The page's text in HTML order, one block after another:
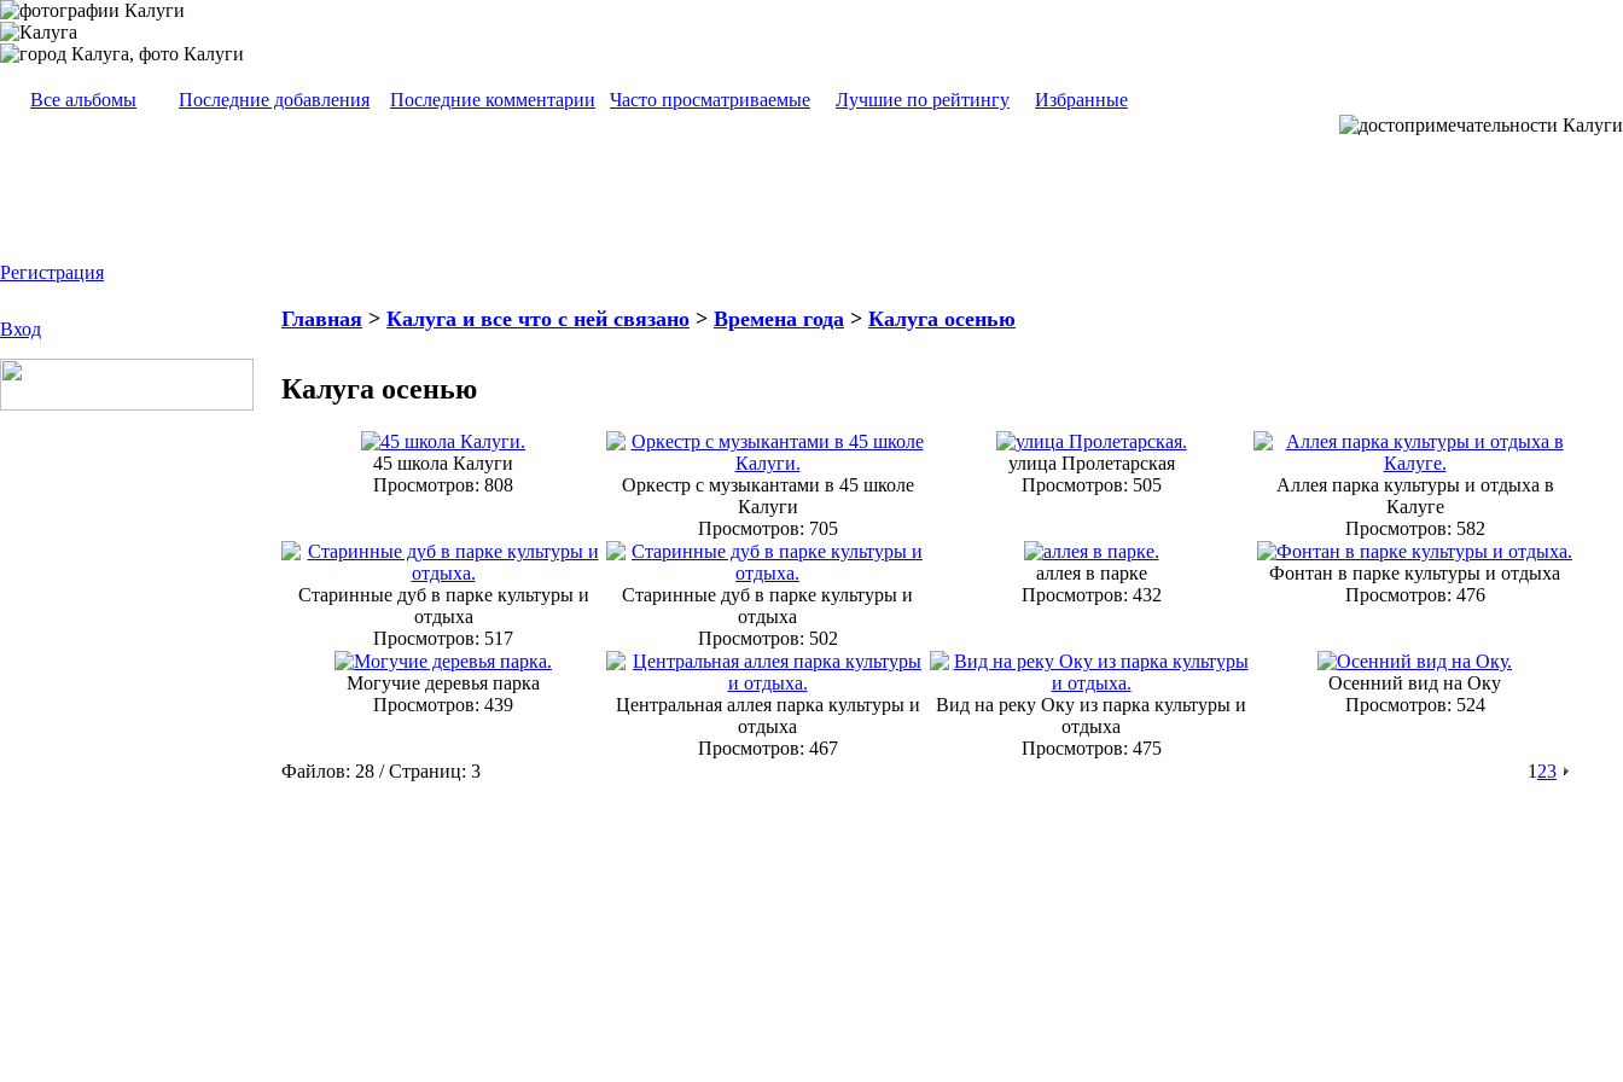
Все альбомы Последние добавления Последние комментарии Часто просматриваемые Лучшие по рейтингу Избранные
Регистрация
Вход Главная > Калуга и все что с ней связано > Времена года > Калуга осенью
Калуга осенью
45 школа Калуги
Просмотров: 808
Оркестр с музыкантами в 45 школе
Калуги
Просмотров: 705
улица Пролетарская
Просмотров: 505
Аллея парка культуры и отдыха в
Калуге
Просмотров: 582
Старинные дуб в парке культуры и
отдыха
Просмотров: 517
Старинные дуб в парке культуры и
отдыха
Просмотров: 502
аллея в парке
Просмотров: 432
Фонтан в парке культуры и отдыха
Просмотров: 476
Могучие деревья парка
Просмотров: 439
Центральная аллея парка культуры и
отдыха
Просмотров: 467
Вид на реку Оку из парка культуры и
отдыха
Просмотров: 475
Осенний вид на Оку
Просмотров: 524
Файлов: 28 / Страниц: 3 1 23